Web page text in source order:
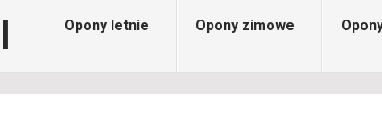
Opony letnie Opony zimowe